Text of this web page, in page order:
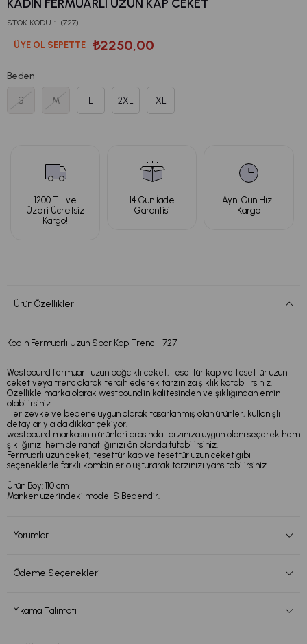
KADIN FERMUARLI UZUN KAP CEKET
STOK KODU (727)
ÜYE OL SEPETTE ₺2250,00
Beden
S M L 2XL XL
1200 TL ve
Üzeri Ücretsiz
Kargo!
14 Gün İade
Garantisi
Aynı Gün Hızlı
Kargo
Ürün Özellikleri
Kadın Fermuarlı Uzun Spor Kap Trenc - 727
Westbound fermuarlı uzun bağcıklı ceket, tesettür kap ve tesettür uzun
ceket veya trenc olarak tercih ederek tarzınıza şıklık katabilirsiniz.
Özellikle marka olarak westbound'in kalitesinden ve şıklığından emin
olabilirsiniz.
Her zevke ve bedene uygun olarak tasarlanmış olan ürünler, kullanışlı
detaylarıyla da dikkat çekiyor.
westbound markasının ürünleri arasında tarzınıza uygun olanı seçerek hem
şıklığınızı hem de rahatlığınızı ön planda tutabilirsiniz.
Fermuarlı uzun ceket, tesettür kap ve tesettür uzun ceket gibi
seçeneklerle farklı kombinler oluşturarak tarzınızı yansıtabilirsiniz.
Ürün Boy: 110 cm
Manken üzerindeki model S Bedendir.
Yorumlar
Ödeme Seçenekleri
Yıkama Talimatı